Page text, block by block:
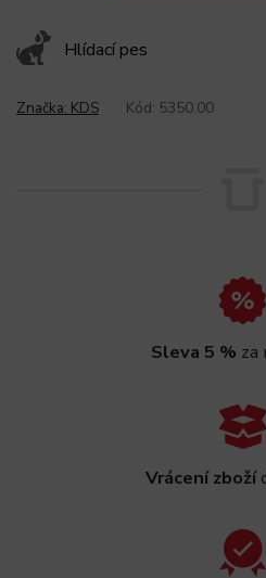
Hlídací pes
Značka: KDS Kód: 5350.00
Sleva 5 % za
Vrácení zboží